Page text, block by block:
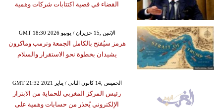
القضاء في قضية اكتتابات شركات وهمية
GMT 18:30 2026 الإثنين ,15 حزيران / يونيو
هرمز سيُفتح بالكامل الجمعة وترمب وماكرون
يشيدان بخطوة نحو الاستقرار والسلام
GMT 21:32 2021 الخميس ,14 كانون الثاني / يناير
رئيس المركز المغربي للحماية من الابتزاز
الإلكتروني يُحذر من حسابات وهمية على